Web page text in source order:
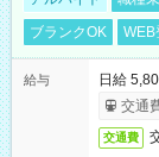
ブランクOK
WEB
給与
日給
交通
交通費